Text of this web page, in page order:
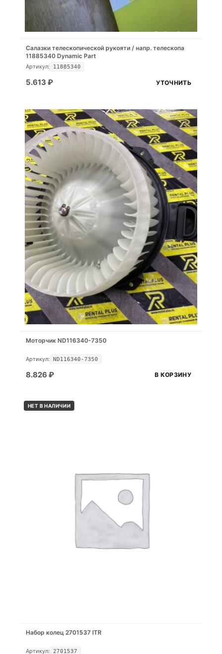
Салазки телескопической рукояти / напр. телескопа
11885340 Dynamic Part
Артикул: 11885340
5.613 ₽ УТОЧНИТЬ
Моторчик ND116340-7350
Артикул: ND116340-7350
8.826 ₽ В КОРЗИНУ
НЕТ В НАЛИЧИИ
Набор колец 2701537 ITR
Артикул: 2701537